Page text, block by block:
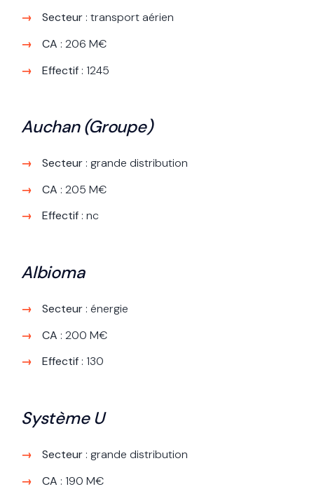
Secteur : transport aérien
CA : 206 M€
Effectif : 1245
Auchan (Groupe)
Secteur : grande distribution
CA : 205 M€
Effectif : nc
Albioma
Secteur : énergie
CA : 200 M€
Effectif : 130
Système U
Secteur : grande distribution
CA : 190 M€